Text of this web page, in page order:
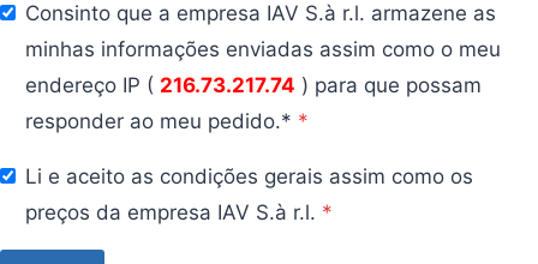
Consinto que a empresa IAV S.à r.l. armazene as
minhas informações enviadas assim como o meu
endereço IP ( 216.73.217.74 ) para que possam
responder ao meu pedido.* *
Li e aceito as condições gerais assim como os
preços da empresa IAV S.à r.l. *